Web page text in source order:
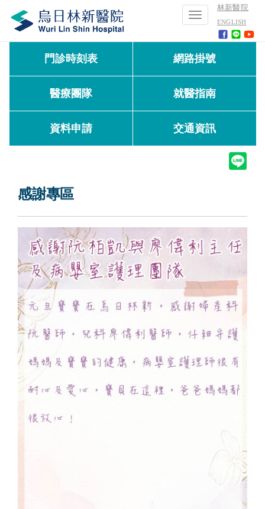
林新醫院
ENGLISH
Toggle
navigation
門診時刻表 網路掛號
醫療團隊 就醫指南
資料申請 交通資訊
感謝專區